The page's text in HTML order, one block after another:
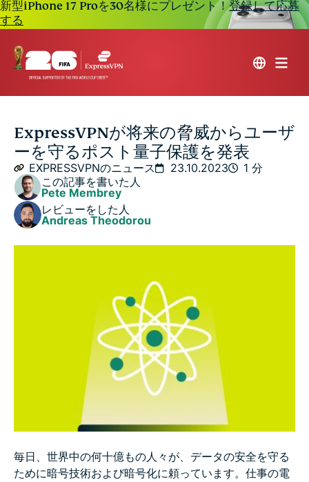
新型iPhone 17 Proを30名様にプレゼント！登録して応募
する
ExpressVPNが将来の脅威からユーザ
ーを守るポスト量子保護を発表
EXPRESSVPNのニュース 23.10.2023
1 分
この記事を書いた人
Pete Membrey
レビューをした人
Andreas Theodorou
毎日、世界中の何十億もの人々が、データの安全を守る
ために暗号技術および暗号化に頼っています。仕事の電